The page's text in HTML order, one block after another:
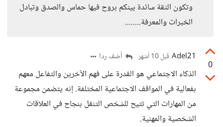
وتكون الثقة سائدة بينكم بروح فيها حماس والصدق وتبادل
الخبرات والمعرفة........
0
Adel21 قبل 10 أشهر أضف ردا
الذكاء الاجتماعي هو القدرة على فهم الآخرين والتفاعل معهم
بفعالية في المواقف الاجتماعية المختلفة. إنه يتضمن مجموعة
من المهارات التي تتيح للشخص التنقل بنجاح في العلاقات
الشخصية والمهنية.